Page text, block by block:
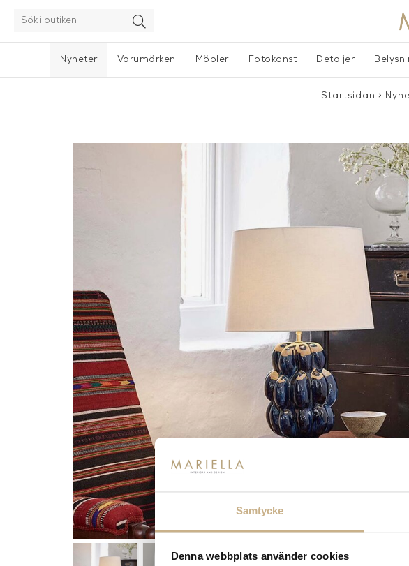
Samtycke
Denna webbplats använder cookies
Nyheter Varumärken Möbler Fotokonst Detaljer
Startsidan >